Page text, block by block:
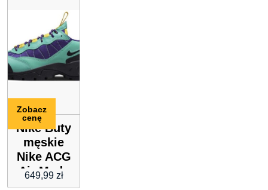
Nike Buty
męskie
Nike ACG
Air Mada
– Zieleń
649,99 zł
Zobacz
cenę